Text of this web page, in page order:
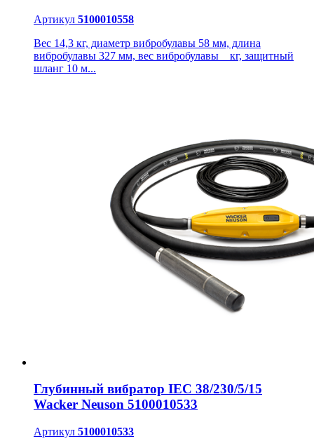
Артикул 5100010558
Вес 14,3 кг, диаметр вибробулавы 58 мм, длина
вибробулавы 327 мм, вес вибробулавы _ кг, защитный
шланг 10 м...
Глубинный вибратор IEC 38/230/5/15
Wacker Neuson 5100010533
Артикул 5100010533